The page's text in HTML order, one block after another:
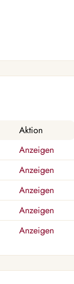
Aktion
Anzeigen
Anzeigen
Anzeigen
Anzeigen
Anzeigen